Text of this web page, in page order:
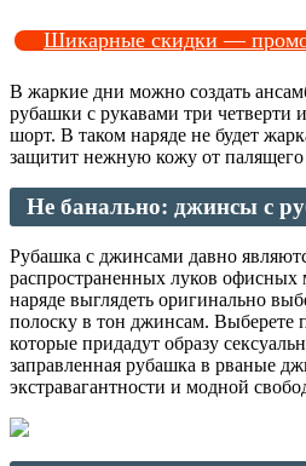
Шикарные скидки —
В жаркие дни можно создать
рубашки с рукавами три четверти
шорт. В таком наряде не будет
защитит нежную кожу от палящего
Не банально: джинсы с
Рубашка с джинсами давно
распространенных луков
наряде выглядеть оригинально
полоску в тон джинсам. Выберете
которые придадут образу
заправленная рубашка в рваные
экстравагантности и модной